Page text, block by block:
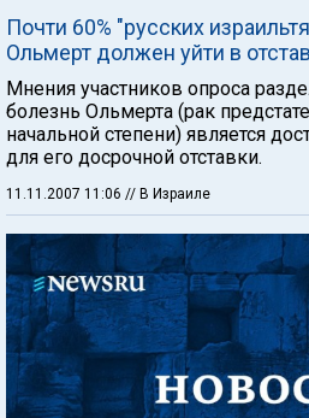
Почти 60% "русских
Ольмерт должен уйти в
Мнения участников опроса
болезнь Ольмерта (рак
начальной степени) является
для его досрочной отставки.
11.11.2007 11:06 // В Израиле